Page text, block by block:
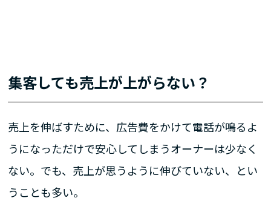
集客しても売上が上がらない？
売上を伸ばすために、広告費をかけて電話が鳴るよ
うになっただけで安心してしまうオーナーは少なく
ない。でも、売上が思うように伸びていない、とい
うことも多い。